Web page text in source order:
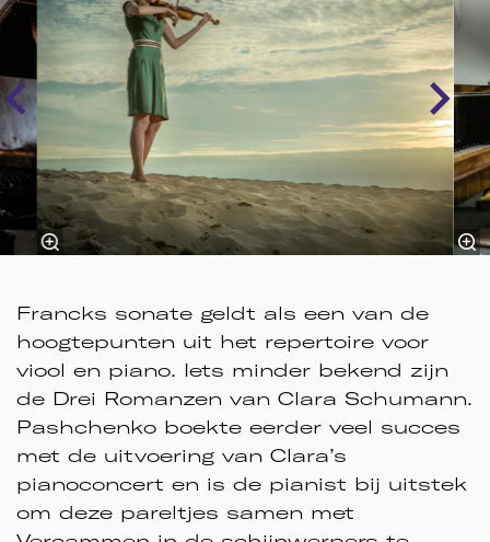
Francks sonate geldt als een van de
hoogtepunten uit het repertoire voor
viool en piano. Iets minder bekend zijn
de Drei Romanzen van Clara Schumann.
Pashchenko boekte eerder veel succes
met de uitvoering van Clara’s
pianoconcert en is de pianist bij uitstek
om deze pareltjes samen met